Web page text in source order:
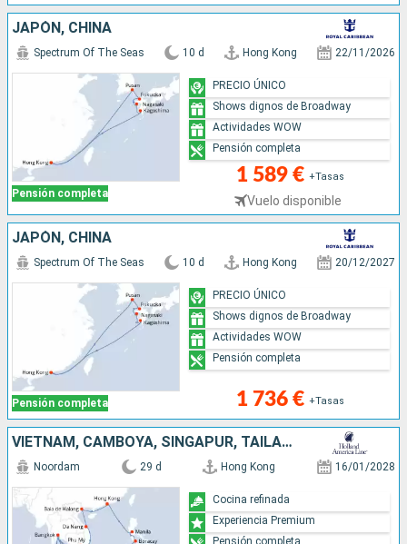
JAPÓN, CHINA
Pensión completa
Spectrum Of The Seas 10 d Hong Kong 22/11/2026
1 589 € +Tasas
Vuelo disponible
PRECIO ÚNICO
Shows dignos de Broadway
Actividades WOW
Pensión completa
JAPÓN, CHINA
Pensión completa
Spectrum Of The Seas 10 d Hong Kong 20/12/2027
1 736 € +Tasas
PRECIO ÚNICO
Shows dignos de Broadway
Actividades WOW
Pensión completa
VIETNAM, CAMBOYA, SINGAPUR, TAILANDIA, MALASIA, FILIPINAS, CHINA
Noordam 29 d Hong Kong 16/01/2028
Cocina refinada
Experiencia Premium
Pensión completa